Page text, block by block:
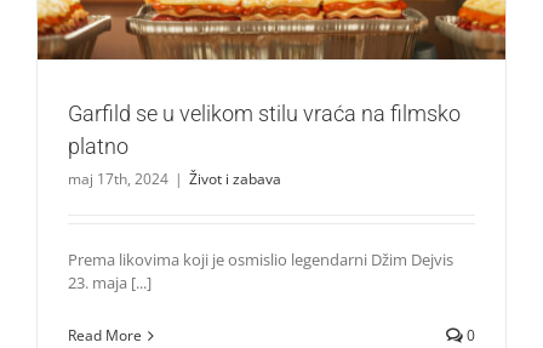
Garfild se u velikom stilu vraća na filmsko
platno
maj 17th, 2024 | Život i zabava
Prema likovima koji je osmislio legendarni Džim Dejvis
23. maja [...]
Read More 0